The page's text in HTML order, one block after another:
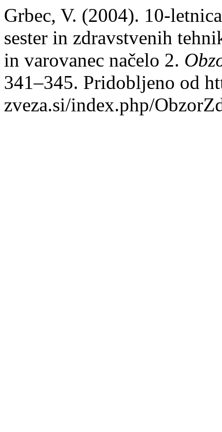
Grbec, V. (2004). 10-
sester in zdravstvenih
in varovanec načelo 2.
341–345. Pridobljeno od
zveza.si/index.php/